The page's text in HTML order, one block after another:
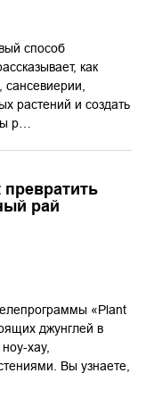
способ
как
растений и создать
р…
рай
«Plant
джунглей в
хау,
Вы узнаете,